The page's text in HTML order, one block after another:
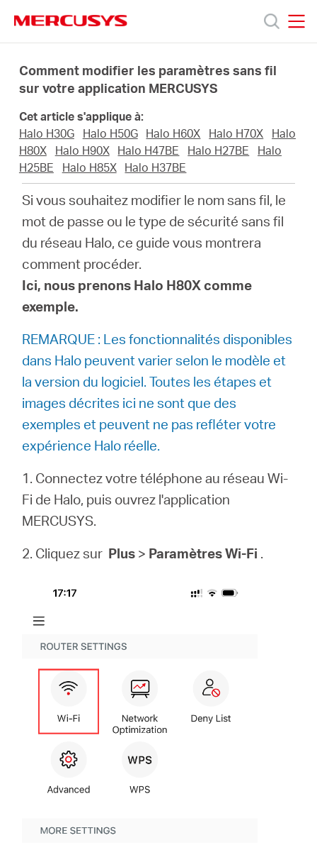
navigation
Produits
propos
Mercusys
acheter
France
Comment modifier les paramètres sans fil
sur votre application MERCUSYS
Cet article s'applique à:
Halo H30G
Halo H50G Halo H60X Halo H70X
Halo
H80X
Halo H90X Halo H47BE Halo H27BE
Halo
H25BE
Halo H85X Halo H37BE
Si vous souhaitez modifier le nom sans fil, le
mot de passe ou le type de sécurité sans fil
du réseau Halo, ce guide vous montrera
comment procéder.
Ici, nous prenons Halo H80X comme
exemple.
REMARQUE : Les fonctionnalités disponibles
dans Halo peuvent varier selon le modèle et
la version du logiciel. Toutes les étapes et
images décrites ici ne sont que des
exemples et peuvent ne pas refléter votre
expérience Halo réelle.
1. Connectez votre téléphone au réseau Wi-
Fi de Halo, puis ouvrez l'application
MERCUSYS.
2. Cliquez sur Plus > Paramètres Wi-Fi .